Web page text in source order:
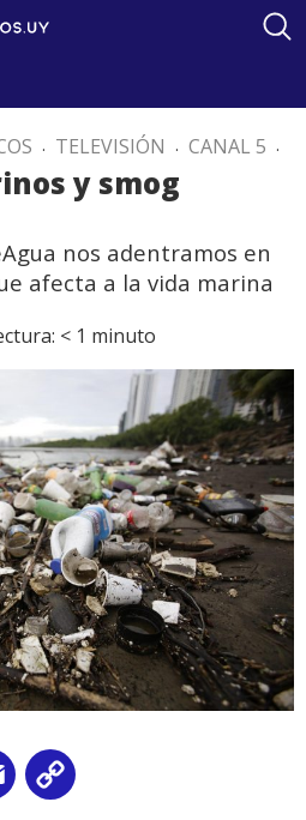
. TELEVISIÓN . CANAL 5 .
y smog
nos adentramos en
afecta a la vida marina
< 1 minuto
Email